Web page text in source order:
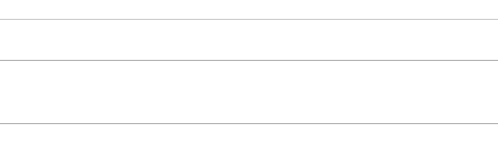
永寬化學電子報-第482期